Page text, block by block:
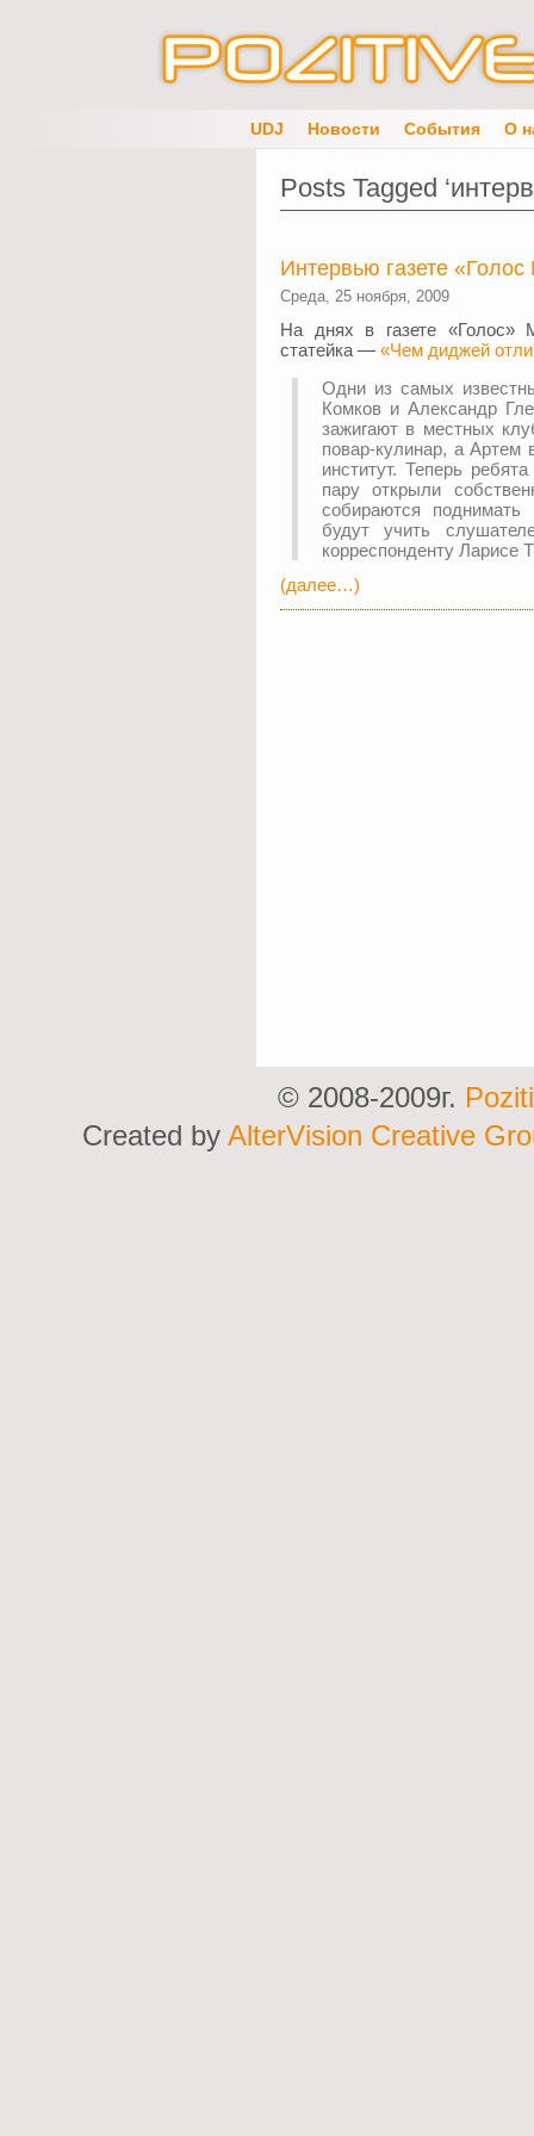
UDJ Новости События О
Posts Tagged
Интервью газете
Среда, 25 ноября, 2009
На днях в газете «Голос»
статейка — «Чем диджей
Одни из самых
Комков и Александр
зажигают в местных
повар-кулинар, а Артем
институт. Теперь
пару открыли
собираются
будут учить
корреспонденту Ларисе
(далее…)
© 2008-2009г.
Created by AlterVision Creative